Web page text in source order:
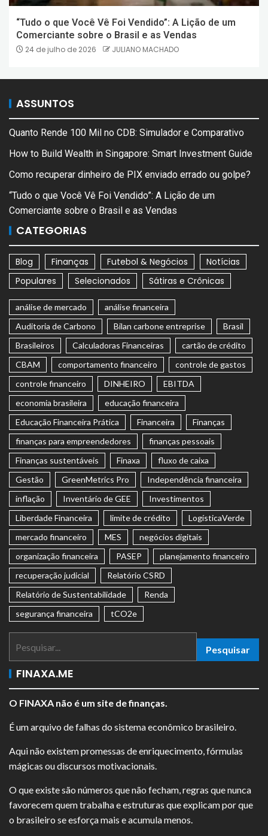
“Tudo o que Você Vê Foi Vendido”: A Lição de um
Comerciante sobre o Brasil e as Vendas
24 de julho de 2026 JULIANO MACHADO
ASSUNTOS
Quanto Rende 100 Mil no CDB: Simulador e Comparativo
How to Build Wealth in Singapore: Smart Investment Guide
Como recuperar dinheiro de PIX enviado errado ou golpe?
“Tudo o que Você Vê Foi Vendido”: A Lição de um
Comerciante sobre o Brasil e as Vendas
CATEGORIAS
Blog Finanças Futebol & Negócios
Notícias
Populares
Selecionados Sátiras e Crônicas
análise de mercado
análise financeira
Auditoria de Carbono
Bilan carbone entreprise
Brasil
Brasileiros
Calculadoras Financeiras
cartão de crédito
CBAM
comportamento financeiro
controle de gastos
controle financeiro
DINHEIRO
EBITDA
economia brasileira
educação financeira
Educação Financeira Prática
Financeira
Finanças
finanças para empreendedores
finanças pessoais
Finanças sustentáveis
Finaxa
fluxo de caixa
Gestão
GreenMetrics Pro
Independência financeira
inflação
Inventário de GEE
Investimentos
Liberdade Financeira
limite de crédito
LogísticaVerde
mercado financeiro
MES
negócios digitais
organização financeira
PASEP
planejamento financeiro
recuperação judicial
Relatório CSRD
Relatório de Sustentabilidade
Renda
segurança financeira
tCO2e
Pesquisar
FINAXA.ME
O FINAXA não é um site de finanças.
É um arquivo de falhas do sistema econômico brasileiro.
Aqui não existem promessas de enriquecimento, fórmulas
mágicas ou discursos motivacionais.
O que existe são números que não fecham, regras que nunca
favorecem quem trabalha e estruturas que explicam por que
o brasileiro se esforça mais e acumula menos.